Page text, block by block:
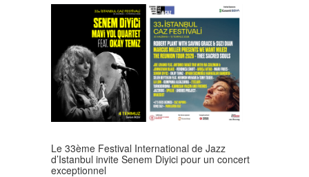
Le 33ème Festival International de Jazz
d’Istanbul invite Senem Diyici pour un concert
exceptionnel